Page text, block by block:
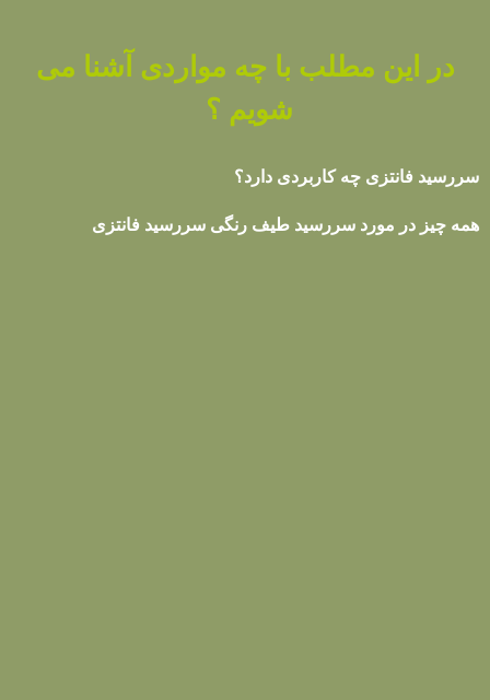
در این مطلب با چه مواردی آشنا می
شویم ؟
سررسید فانتزی چه کاربردی دارد؟
همه چیز در مورد سررسید طیف رنگی سررسید فانتزی